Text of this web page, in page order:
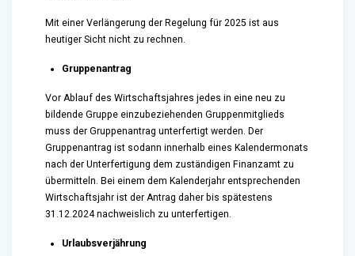
Mit einer Verlängerung der Regelung für 2025 ist aus
heutiger Sicht nicht zu rechnen.
Gruppenantrag
Vor Ablauf des Wirtschaftsjahres jedes in eine neu zu
bildende Gruppe einzubeziehenden Gruppenmitglieds
muss der Gruppenantrag unterfertigt werden. Der
Gruppenantrag ist sodann innerhalb eines Kalendermonats
nach der Unterfertigung dem zuständigen Finanzamt zu
übermitteln. Bei einem dem Kalenderjahr entsprechenden
Wirtschaftsjahr ist der Antrag daher bis spätestens
31.12.2024 nachweislich zu unterfertigen.
Urlaubsverjährung